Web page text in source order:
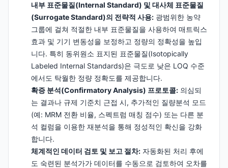
내부 표준물질(Internal Standard) 및 대사체 표준물질
(Surrogate Standard)의 전략적 사용: 광범위한 농약
그룹에 걸쳐 적절한 내부 표준물질을 사용하여 매트릭스
효과 및 기기 변동성을 보정하고 정량의 정확성을 높입
니다. 특히 동위원소 표지된 표준물질(Isotopically
Labeled Internal Standards)은 극도로 낮은 LOQ 수준
에서도 탁월한 정량 정확도를 제공합니다.
확증 분석(Confirmatory Analysis) 프로토콜: 의심되
는 결과나 규제 기준치 근접 시, 추가적인 질량분석 모드
(예: MRM 전환 비율, 스펙트럼 매칭 점수) 또는 다른 분
석 컬럼을 이용한 재분석을 통해 정성적인 확신을 강화
합니다.
체계적인 데이터 검토 및 보고 절차: 자동화된 처리 후에
도 숙련된 분석가가 데이터를 수동으로 검토하여 오차를